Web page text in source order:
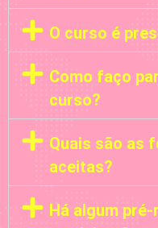
O curso é
Como faço
curso?
Quais são as
aceitas?
Há algum